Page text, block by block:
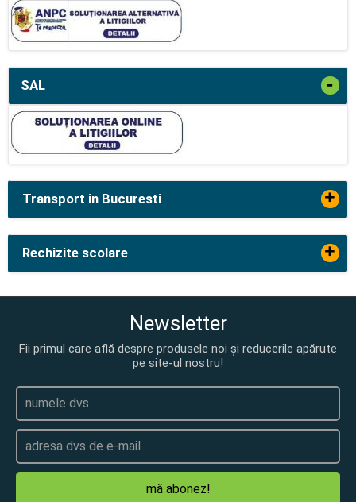
SAL -
Transport in Bucuresti +
Rechizite scolare +
Newsletter
Fii primul care află despre produsele noi și reducerile apărute
pe site-ul nostru!
mă abonez!